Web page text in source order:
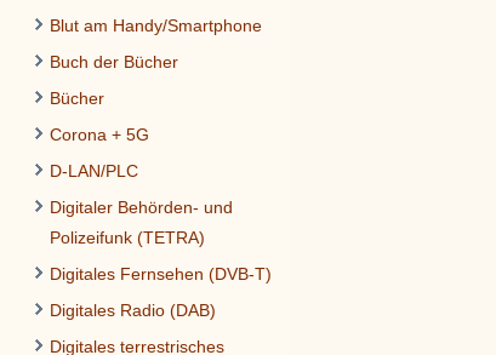
Blut am Handy/Smartphone
Buch der Bücher
Bücher
Corona + 5G
D-LAN/PLC
Digitaler Behörden- und
Polizeifunk (TETRA)
Digitales Fernsehen (DVB-T)
Digitales Radio (DAB)
Digitales terrestrisches